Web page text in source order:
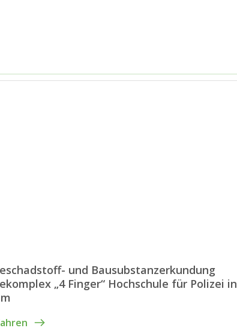
und Bausubstanzerkundung
„4 Finger“ Hochschule für Polizei in